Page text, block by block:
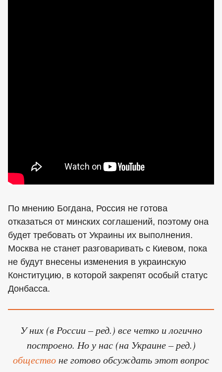
По мнению Богдана, Россия не готова
отказаться от минских соглашений, поэтому она
будет требовать от Украины их выполнения.
Москва не станет разговаривать с Киевом, пока
не будут внесены изменения в украинскую
Конституцию, в которой закрепят особый статус
Донбасса.
У них (в России – ред.) все четко и логично
построено. Но у нас (на Украине – ред.)
общество не готово обсуждать этот вопрос